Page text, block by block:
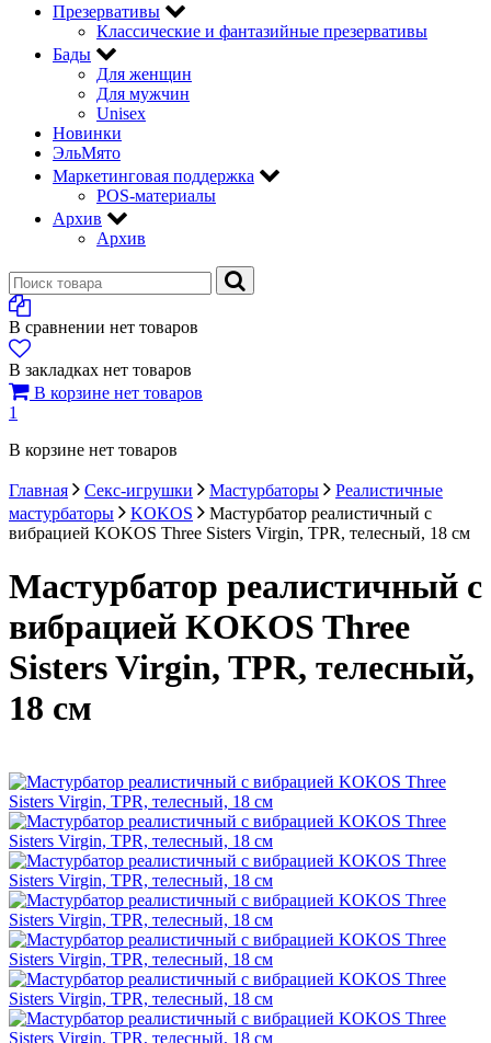
Презервативы
Классические и фантазийные презервативы
Бады
Для женщин
Для мужчин
Unisex
Новинки
ЭльМято
Маркетинговая поддержка
POS-материалы
Архив
Архив
В сравнении нет товаров
В закладках нет товаров
В корзине нет товаров
1
В корзине нет товаров
Главная Секс-игрушки Мастурбаторы
Реалистичные
мастурбаторы
KOKOS
Мастурбатор реалистичный с
вибрацией KOKOS Three Sisters Virgin, TPR, телесный, 18 см
Мастурбатор реалистичный с
вибрацией KOKOS Three
Sisters Virgin, TPR, телесный,
18 см